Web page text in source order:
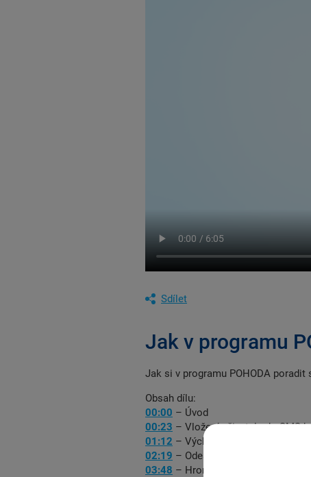
Sdílet
Jak v programu
Jak si v programu POHODA
Obsah dílu:
00:00 – Úvod
00:23 – Vložení uživatele do SMS
01:12 – Výchozí nastavení SMS
02:19 – Odeslání nové SMS
03:48 – Hromadné odeslání SMS